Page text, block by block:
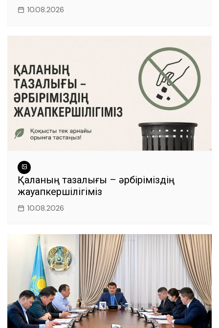
10.08.2026
Қаланың тазалығы – әрбіріміздің
жауапкершілігіміз
10.08.2026